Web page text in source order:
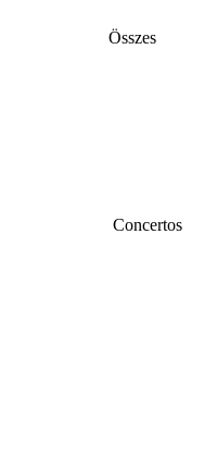
Összes
Concertos